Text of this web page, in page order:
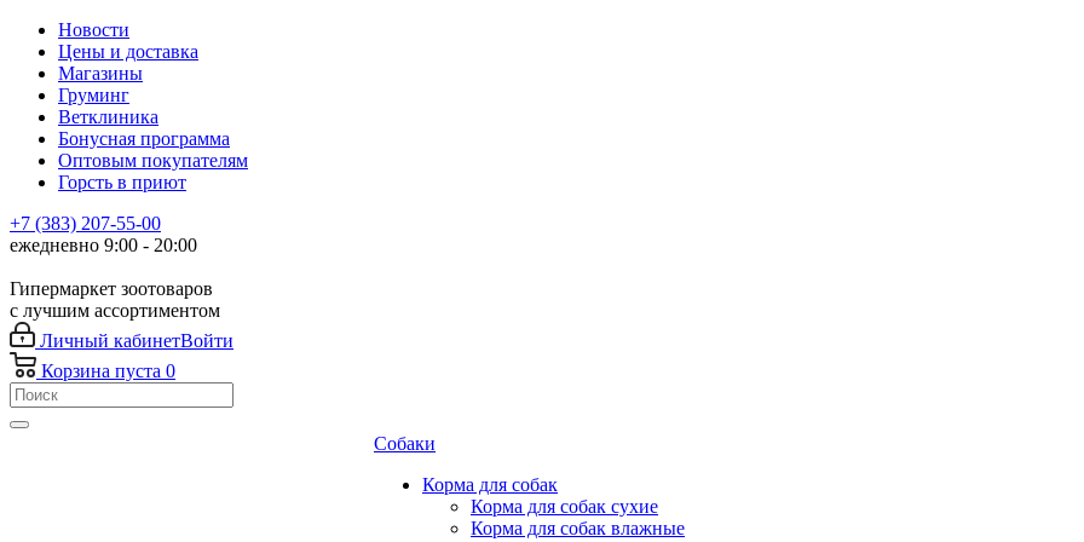
Новости
Цены и доставка
Магазины
Груминг
Ветклиника
Бонусная программа
Оптовым покупателям
Горсть в приют
+7 (383) 207-55-00
ежедневно 9:00 - 20:00
Гипермаркет зоотоваров
с лучшим ассортиментом
Личный кабинетВойти
Корзина пуста 0
Собаки
Корма для собак
Корма для собак сухие
Корма для собак влажные